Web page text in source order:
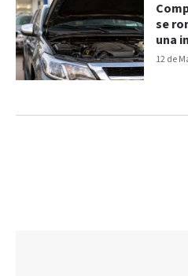
12 de
se
una